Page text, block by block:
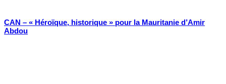
CAN – « Héroïque, historique » pour la Mauritanie d’Amir
Abdou